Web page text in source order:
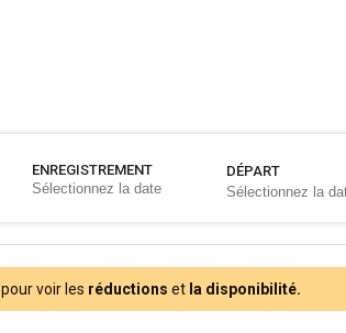
ENREGISTREMENT DÉPART
pour voir les réductions et la disponibilité.